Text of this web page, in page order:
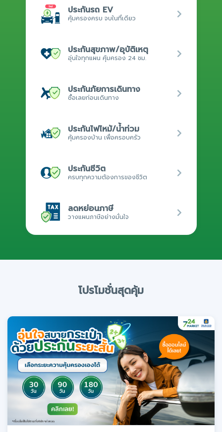
ประกันรถ EV
คุ้มครองครบ จบในที่เดียว
ประกันสุขภาพ/อุบัติเหตุ
อุ่นใจทุกแผน คุ้มครอง 24 ชม.
ประกันภัยการเดินทาง
ซื้อเลยก่อนเดินทาง
ประกันไฟไหม้/น้ำท่วม
คุ้มครองบ้าน เพื่อครอบครัว
ประกันชีวิต
ครบทุกความต้องการของชีวิต
ลดหย่อนภาษี
วางแผนภาษีอย่างมั่นใจ
โปรโมชั่นสุดคุ้ม